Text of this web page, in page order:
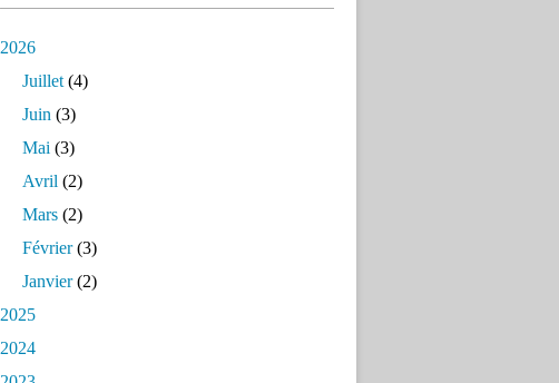
2026
Juillet (4)
Juin (3)
Mai (3)
Avril (2)
Mars (2)
Février(3)
Janvier(2)
2025
2024